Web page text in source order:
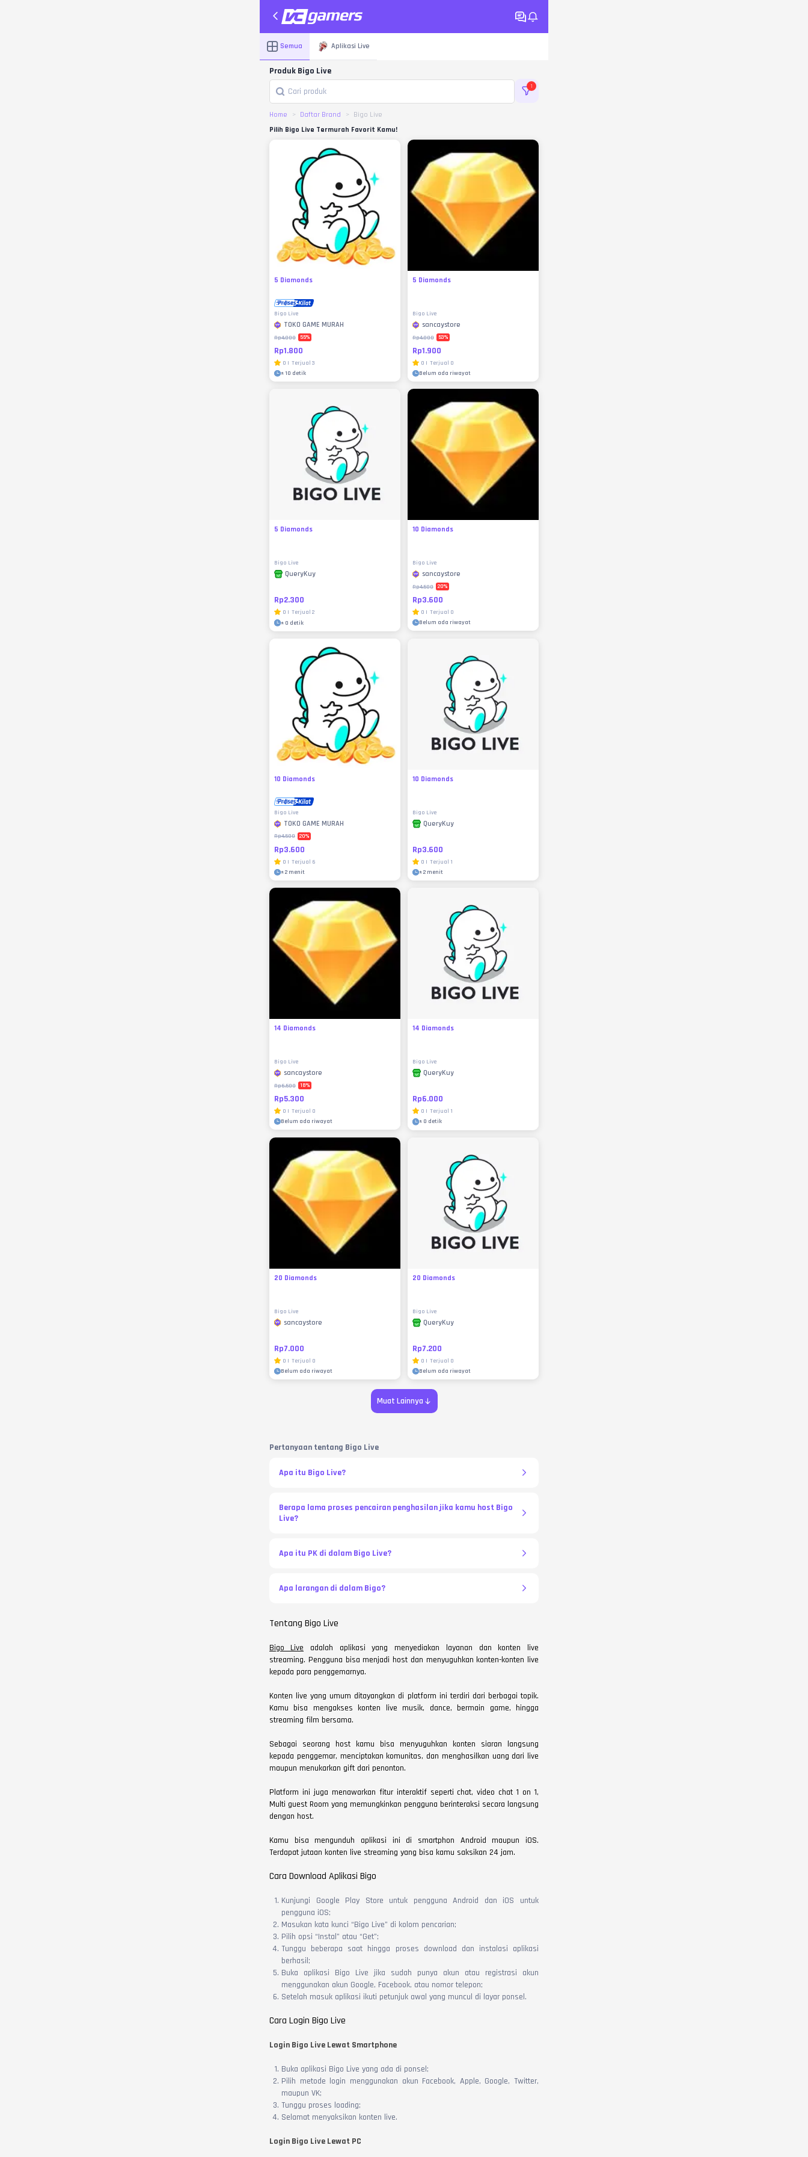
Semua Aplikasi Live
Produk Bigo Live
1
Home Daftar Brand
Bigo Live
Pilih Bigo Live Termurah Favorit Kamu!
5 Diamonds
Bigo Live
TOKO GAME MURAH
Rp4.000 55%
Rp1.800
0 | Terjual 3
±10 detik
5 Diamonds
Bigo Live
sancaystore
Rp4.000 53%
Rp1.900
0 | Terjual 0
Belum ada riwayat
5 Diamonds
Bigo Live
QueryKuy
Rp2.300
0 | Terjual 2
± 0 detik
10 Diamonds
Bigo Live
sancaystore
Rp4.500 20%
Rp3.600
0 | Terjual 0
Belum ada riwayat
10 Diamonds
Bigo Live
TOKO GAME MURAH
Rp4.500 20%
Rp3.600
0 | Terjual 6
±2 menit
10 Diamonds
Bigo Live
QueryKuy
Rp3.600
0 | Terjual 1
±2 menit
14 Diamonds
Bigo Live
sancaystore
Rp6.500 18%
Rp5.300
0 | Terjual 0
Belum ada riwayat
14 Diamonds
Bigo Live
QueryKuy
Rp6.000
0 | Terjual 1
± 0 detik
20 Diamonds
Bigo Live
sancaystore
Rp7.000
0 | Terjual 0
Belum ada riwayat
20 Diamonds
Bigo Live
QueryKuy
Rp7.200
0 | Terjual 0
Belum ada riwayat
Muat Lainnya
Pertanyaan tentang Bigo Live
Apa itu Bigo Live?
Berapa lama proses pencairan penghasilan jika kamu host Bigo
Live?
Apa itu PK di dalam Bigo Live?
Apa larangan di dalam Bigo?
Tentang Bigo Live
Bigo Live adalah aplikasi yang menyediakan layanan dan konten live
streaming. Pengguna bisa menjadi host dan menyuguhkan konten-konten live
kepada para penggemarnya.
Konten live yang umum ditayangkan di platform ini terdiri dari berbagai topik.
Kamu bisa mengakses konten live musik, dance, bermain game, hingga
streaming film bersama.
Sebagai seorang host kamu bisa menyuguhkan konten siaran langsung
kepada penggemar, menciptakan komunitas, dan menghasilkan uang dari live
maupun menukarkan gift dari penonton.
Platform ini juga menawarkan fitur interaktif seperti chat, video chat 1 on 1,
Multi guest Room yang memungkinkan pengguna berinteraksi secara langsung
dengan host.
Kamu bisa mengunduh aplikasi ini di smartphon Android maupun iOS.
Terdapat jutaan konten live streaming yang bisa kamu saksikan 24 jam.
Cara Download Aplikasi Bigo
Kunjungi Google Play Store untuk pengguna Android dan iOS untuk
pengguna iOS;
Masukan kata kunci “Bigo Live” di kolom pencarian;
Pilih opsi “Instal” atau “Get”;
Tunggu beberapa saat hingga proses download dan instalasi aplikasi
berhasil;
Buka aplikasi Bigo Live jika sudah punya akun atau registrasi akun
menggunakan akun Google, Facebook, atau nomor telepon;
Setelah masuk aplikasi ikuti petunjuk awal yang muncul di layar ponsel.
Cara Login Bigo Live
Login Bigo Live Lewat Smartphone
Buka aplikasi Bigo Live yang ada di ponsel;
Pilih metode login menggunakan akun Facebook, Apple, Google, Twitter,
maupun VK;
Tunggu proses loading;
Selamat menyaksikan konten live.
Login Bigo Live Lewat PC